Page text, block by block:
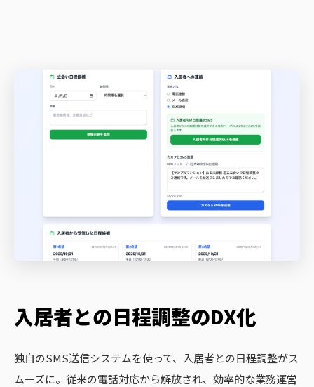
入居者との日程調整のDX化
独自のSMS送信システムを使って、入居者との日程調整がス
ムーズに。従来の電話対応から解放され、効率的な業務運営